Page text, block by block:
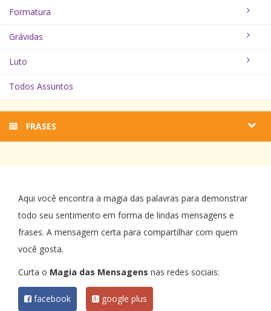
Formatura
Grávidas
Luto
Todos Assuntos
FRASES
Aqui você encontra a magia das palavras para demonstrar
todo seu sentimento em forma de lindas mensagens e
frases. A mensagem certa para compartilhar com quem
você gosta.
Curta o Magia das Mensagens nas redes sociais:
facebook google plus